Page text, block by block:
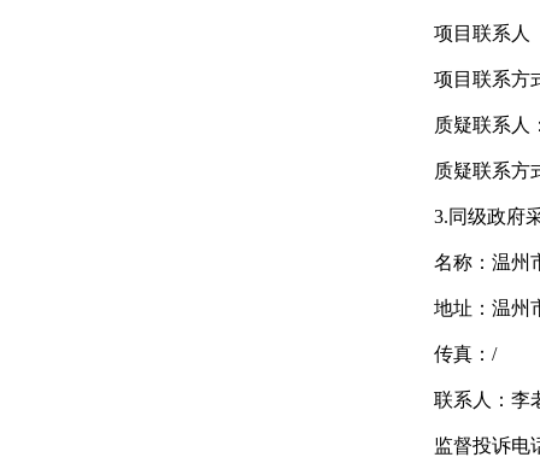
项目联系人
项目联系方
质疑联系人
质疑联系方
3.同级政府
名称： 温州
地址：温州
传真：/
联系人：李
监督投诉电